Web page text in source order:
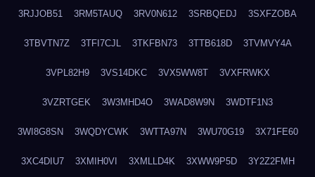
3RJJOB51 3RM5TAUQ 3RV0N612 3SRBQEDJ 3SXFZOBA
3TBVTN7Z 3TFI7CJL 3TKFBN73 3TTB618D 3TVMVY4A
3VPL82H9 3VS14DKC 3VX5WW8T 3VXFRWKX
3VZRTGEK 3W3MHD4O 3WAD8W9N 3WDTF1N3
3WI8G8SN 3WQDYCWK 3WTTA97N 3WU70G19 3X71FE60
3XC4DIU7 3XMIH0VI 3XMLLD4K 3XWW9P5D 3Y2Z2FMH